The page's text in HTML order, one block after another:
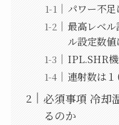
パワー不
最高レベ
ル設定数
IPL.SHR
連射数は
必須事項 冷却
るのか